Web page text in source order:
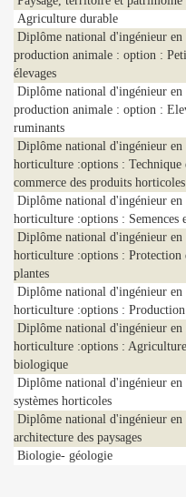
Agriculture durable
Diplôme national d'ingénieur en
production animale : option :
élevages
Diplôme national d'ingénieur en
production animale : option :
ruminants
Diplôme national d'ingénieur en
horticulture :options : Technique
commerce des produits horticoles
Diplôme national d'ingénieur en
horticulture :options : Semences
Diplôme national d'ingénieur en
horticulture :options : Protection
plantes
Diplôme national d'ingénieur en
horticulture :options :
Diplôme national d'ingénieur en
horticulture :options : Agriculture
biologique
Diplôme national d'ingénieur en
systèmes horticoles
Diplôme national d'ingénieur en
architecture des paysages
Biologie- géologie